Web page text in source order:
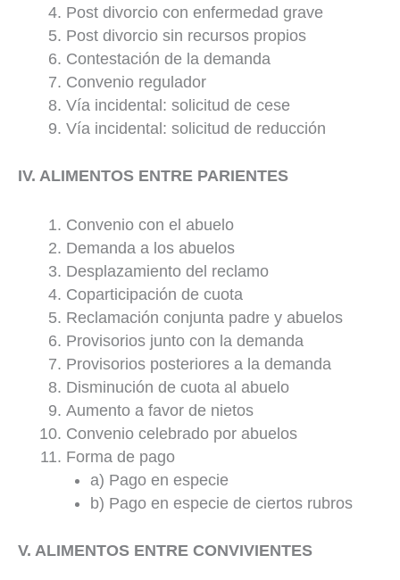
Post divorcio con enfermedad grave
Post divorcio sin recursos propios
Contestación de la demanda
Convenio regulador
Vía incidental: solicitud de cese
Vía incidental: solicitud de reducción
IV. ALIMENTOS ENTRE PARIENTES
Convenio con el abuelo
Demanda a los abuelos
Desplazamiento del reclamo
Coparticipación de cuota
Reclamación conjunta padre y abuelos
Provisorios junto con la demanda
Provisorios posteriores a la demanda
Disminución de cuota al abuelo
Aumento a favor de nietos
Convenio celebrado por abuelos
Forma de pago
a) Pago en especie
b) Pago en especie de ciertos rubros
V. ALIMENTOS ENTRE CONVIVIENTES